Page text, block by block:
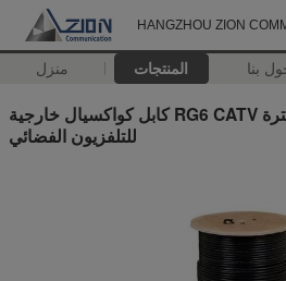
HANGZHOU ZION
منزل المنتجات بنا
كابل كواكسيال خارجية RG6 CATV سترة PE مع رسالة الفولاذ
للتلفزيون الفضائي